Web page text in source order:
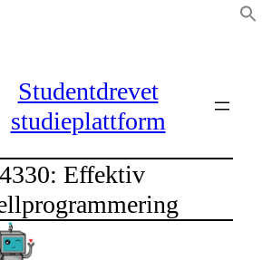
Studentdrevet
studieplattform
Effektiv